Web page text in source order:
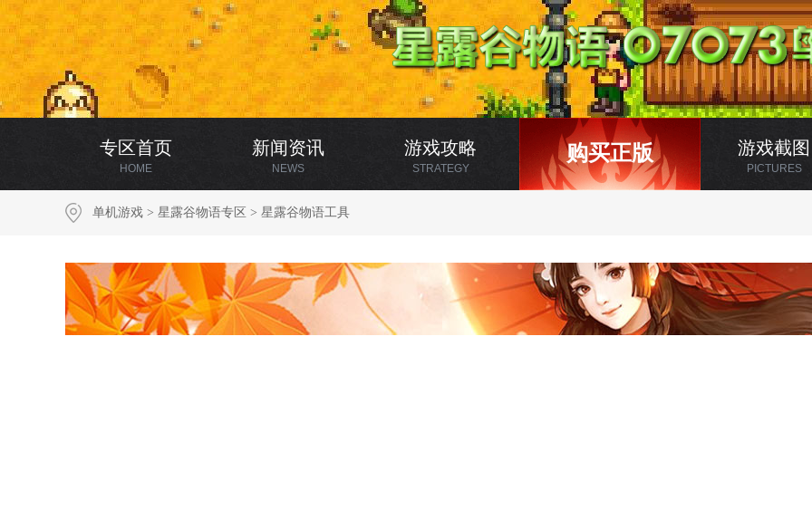
专区首页
HOME
新闻资讯
NEWS
游戏攻略
STRATEGY
游戏截图
PICTURES
购买正版
单机游戏 > 星露谷物语专区 > 星露谷物语工具